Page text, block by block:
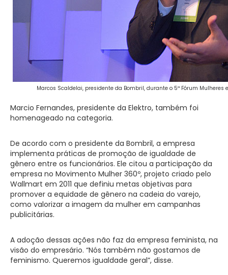
Marcos Scaldelai, presidente da Bombril, durante o 5ª Fórum Mulheres
Marcio Fernandes, presidente da Elektro, também foi
homenageado na categoria.
De acordo com o presidente da Bombril, a empresa
implementa práticas de promoção de igualdade de
gênero entre os funcionários. Ele citou a participação da
empresa no Movimento Mulher 360º, projeto criado pelo
Wallmart em 2011 que definiu metas objetivas para
promover a equidade de gênero na cadeia do varejo,
como valorizar a imagem da mulher em campanhas
publicitárias.
A adoção dessas ações não faz da empresa feminista, na
visão do empresário. “Nós também não gostamos de
feminismo. Queremos igualdade geral”, disse.